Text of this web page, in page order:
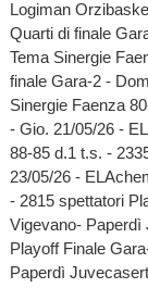
Logiman
Quarti di finale
Tema Sinergie
finale Gara-2 -
Sinergie Faenza
- Gio. 21/05/26 -
88-85 d.1 t.s. -
23/05/26 -
- 2815 spettatori
Vigevano- Paperdì
Playoff Finale
Paperdì